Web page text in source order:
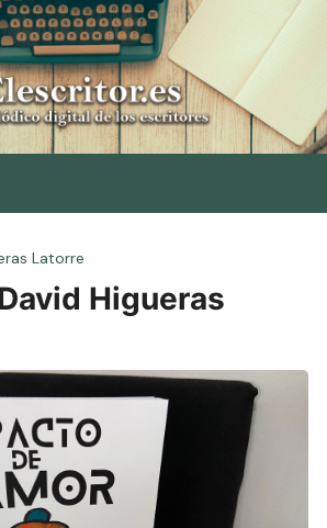
los escritores
Latorre
Higueras